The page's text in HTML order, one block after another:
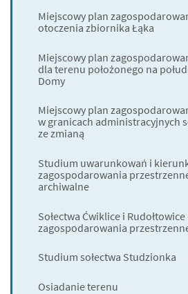
Miejscowy plan
otoczenia zbiornika Łąka
Miejscowy plan
dla terenu położonego na
Domy
Miejscowy plan
w granicach administracyjnych
ze zmianą
Studium uwarunkowań i
zagospodarowania
archiwalne
Sołectwa Ćwiklice i
zagospodarowania
Studium sołectwa Studzionka
Osiadanie terenu